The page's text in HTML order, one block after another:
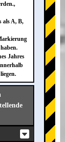
als A, B,
Jahres